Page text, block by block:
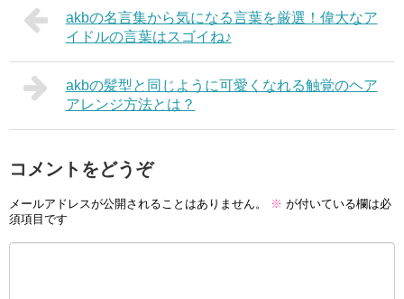
akbの名言集から気になる言葉を厳選！偉大なア
イドルの言葉はスゴイね♪
akbの髪型と同じように可愛くなれる触覚のヘア
アレンジ方法とは？
コメントをどうぞ
メールアドレスが公開されることはありません。 ※ が付いている欄は必
須項目です